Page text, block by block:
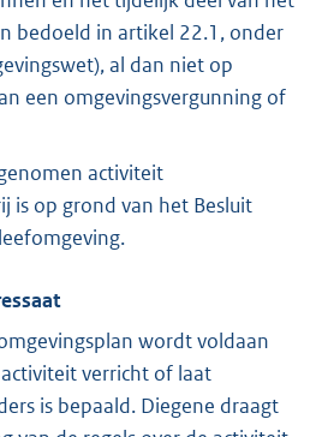
bedoeld in artikel 22.1, onder
al dan niet op
een omgevingsvergunning of
activiteit
is op grond van het Besluit
wordt voldaan
verricht of laat
is bepaald. Diegene draagt